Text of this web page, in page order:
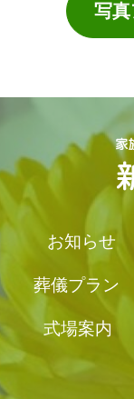
写
お知らせ
葬儀プラン
式場案内